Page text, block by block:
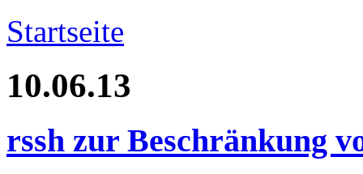
Startseite
10.06.13
rssh zur Beschränkung